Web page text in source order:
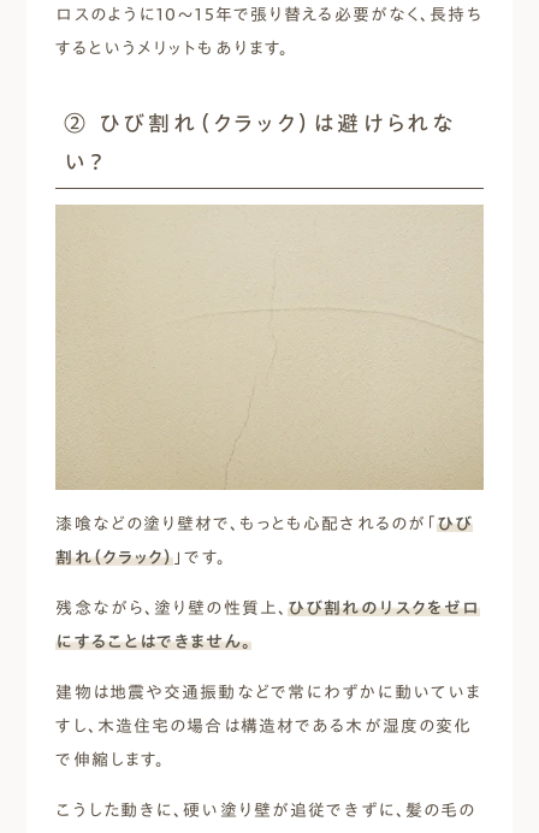
ロスのように10～15年で張り替える必要がなく、長持ち
するというメリットもあります。
② ひび割れ（クラック）は避けられな
い？
漆喰などの塗り壁材で、もっとも心配されるのが「ひび
割れ（クラック） 」です。
残念ながら、塗り壁の性質上、ひび割れのリスクをゼロ
にすることはできません。
建物は地震や交通振動などで常にわずかに動いていま
すし、木造住宅の場合は構造材である木が湿度の変化
で伸縮します。
こうした動きに、硬い塗り壁が追従できずに、髪の毛の